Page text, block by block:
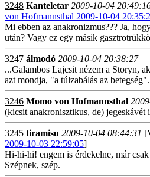
3248 Kanteletar 2009-10-04
von Hofmannsthal 2009-10-04
Mi ebben az anakronizmus??? Ja,
után? Vagy ez egy másik
3247 álmodó 2009-10-04 20:38:27
...Galambos Lajcsit nézem a Storyn,
azt mondja, "a túlzabálás az betegség".
3246 Momo von Hofmannsthal
(kicsit anakronisztikus, de) jegeskávét
3245 tiramisu 2009-10-04 08:44:31
2009-10-03 22:59:05]
Hi-hi-hi! engem is érdekelne, már
Szépnek, szép.